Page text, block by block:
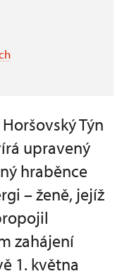
Týn
upravený
hraběnce
– ženě, jejíž
zahájení
1. května